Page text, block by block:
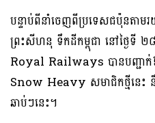
បន្ទាប់ពីនាំចេញពីប្រទេសជប៉ុនត
ព្រះសីហនុ ទឹកដីកម្ពុជា នៅថ្ងៃទី
Royal Railways បានបញ្ជាក់
Snow Heavy សមាជិកថ្មីនេះ នឹ
ឆាប់ៗនេះ។